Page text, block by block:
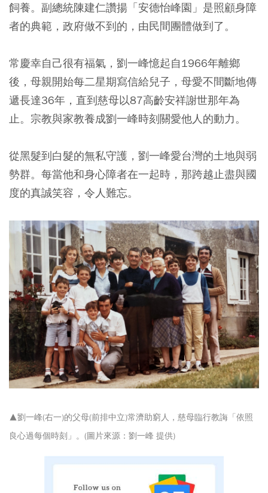
飼養。副總統陳建仁讚揚「安德怡峰園」是照顧身障
者的典範，政府做不到的，由民間團體做到了。
常慶幸自己很有福氣，劉一峰憶起自1966年離鄉
後，母親開始每二星期寫信給兒子，母愛不間斷地傳
遞長達36年，直到慈母以87高齡安祥謝世那年為
止。宗教與家教養成劉一峰時刻關愛他人的動力。
從黑髮到白髮的無私守護，劉一峰愛台灣的土地與弱
勢群。每當他和身心障者在一起時，那跨越止盡與國
度的真誠笑容，令人難忘。
▲劉一峰(右一)的父母(前排中立)常濟助窮人，慈母臨行教誨「依照
良心過每個時刻」。(圖片來源：劉一峰 提供)